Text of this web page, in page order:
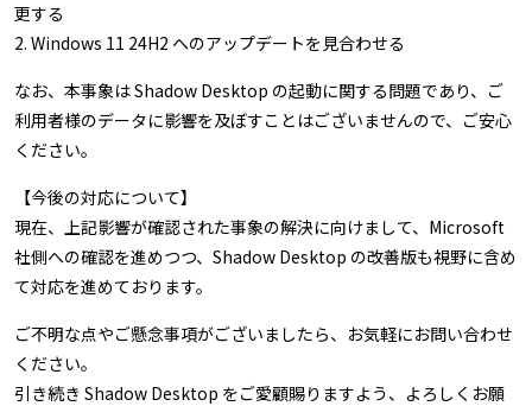
更する
2. Windows 11 24H2 へのアップデートを見合わせる
なお、本事象は Shadow Desktop の起動に関する問題であり、ご
利用者様のデータに影響を及ぼすことはございませんので、ご安心
ください。
【今後の対応について】
現在、上記影響が確認された事象の解決に向けまして、Microsoft
社側への確認を進めつつ、Shadow Desktop の改善版も視野に含め
て対応を進めております。
ご不明な点やご懸念事項がございましたら、お気軽にお問い合わせ
ください。
引き続き Shadow Desktop をご愛顧賜りますよう、よろしくお願